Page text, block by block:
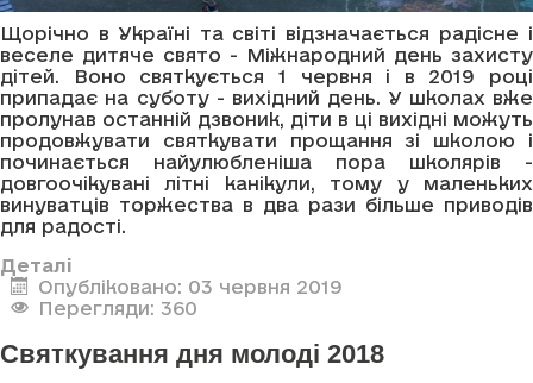
Щорічно в Україні та світі відзначається радісне і
веселе дитяче свято - Міжнародний день захисту
дітей. Воно святкується 1 червня і в 2019 році
припадає на суботу - вихідний день. У школах вже
пролунав останній дзвоник, діти в ці вихідні можуть
продовжувати святкувати прощання зі школою і
починається найулюбленіша пора школярів -
довгоочікувані літні канікули, тому у маленьких
винуватців торжества в два рази більше приводів
для радості.
Деталі
Опубліковано: 03 червня 2019
Перегляди: 360
Святкування дня молоді 2018